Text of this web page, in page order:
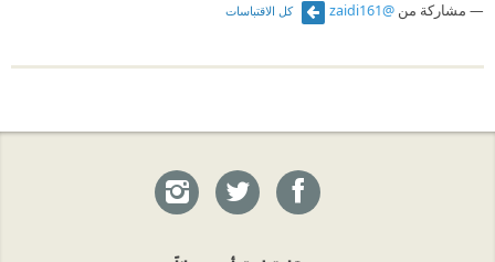
مشاركة من @zaidi161 كل الاقتباسات